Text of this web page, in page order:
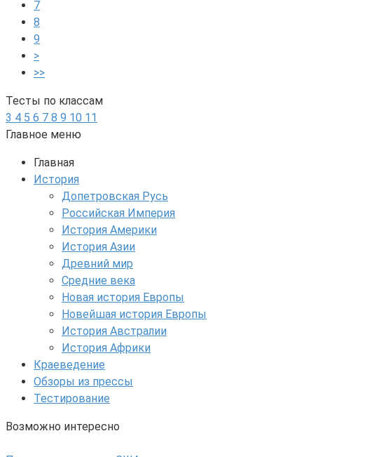
7
8
9
>
>>
Тесты по классам
3 4 5 6 7 8 9 10 11
Главное меню
Главная
История
Допетровская Русь
Российская Империя
История Америки
История Азии
Древний мир
Средние века
Новая история Европы
Новейшая история Европы
История Австралии
История Африки
Краеведение
Обзоры из прессы
Тестирование
Возможно интересно